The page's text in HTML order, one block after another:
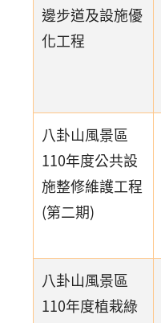
邊步道及設施優
化工程
八卦山風景區
110年度公共設
施整修維護工程
(第二期)
八卦山風景區
110年度植栽綠